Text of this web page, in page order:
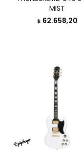
MIST
$ 62.658,20